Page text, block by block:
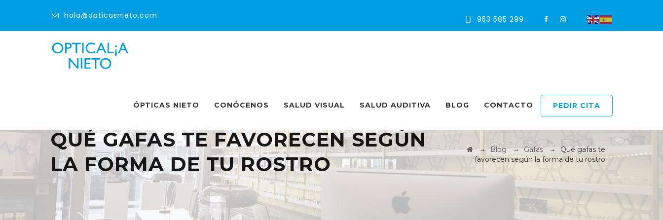
hola@opticasnieto.com 953 585 299
PEDIR CITA
ÓPTICAS NIETO CONÓCENOS SALUD VISUAL SALUD AUDITIVA BLOG CONTACTO
QUÉ GAFAS TE FAVORECEN SEGÚN
LA FORMA DE TU ROSTRO
→Blog→Gafas→
Qué gafas te
favorecen según la forma de tu rostro